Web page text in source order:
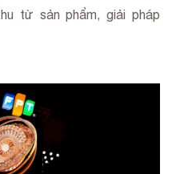
từ sản phẩm, giải pháp